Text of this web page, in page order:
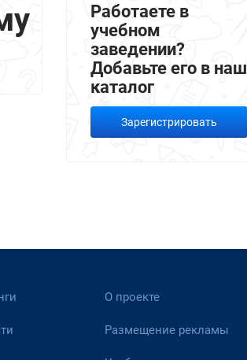
Работаете в
учебном
заведении?
Добавьте его в наш
каталог
Зарегистрировать
О проекте
Размещение рекламы